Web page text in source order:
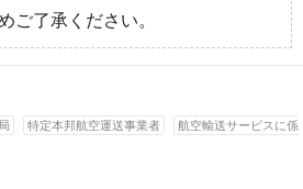
ご了承ください。
特定本邦航空運送事業者 航空輸送サービスに係